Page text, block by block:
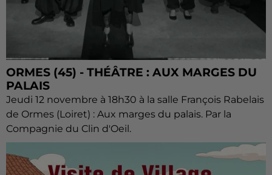
ORMES (45) - THÉÂTRE : AUX MARGES DU
PALAIS
Jeudi 12 novembre à 18h30 à la salle François Rabelais
de Ormes (Loiret) : Aux marges du palais. Par la
Compagnie du Clin d'Oeil.